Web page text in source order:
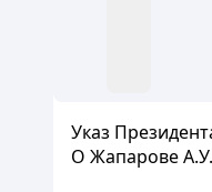
Указ
О Жапарове А.У.